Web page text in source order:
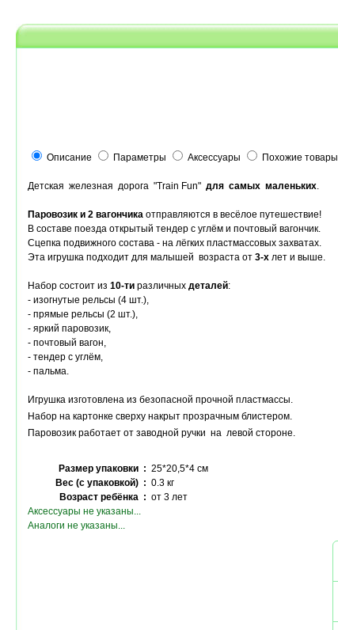
Описание Параметры Аксессуары Похожие товары
Детская железная дорога "Train Fun" для самых маленьких.
Паровозик и 2 вагончика отправляются в весёлое путешествие!
В составе поезда открытый тендер с углём и почтовый вагончик.
Сцепка подвижного состава - на лёгких пластмассовых захватах.
Эта игрушка подходит для малышей возраста от 3-х лет и выше.
Набор состоит из 10-ти различных деталей:
- изогнутые рельсы (4 шт.),
- прямые рельсы (2 шт.),
- яркий паровозик,
- почтовый вагон,
- тендер с углём,
- пальма.
Игрушка изготовлена из безопасной прочной пластмассы.
Набор на картонке сверху накрыт прозрачным блистером.
Паровозик работает от заводной ручки на левой стороне.
Размер упаковки : 25*20,5*4 см
Вес (с упаковкой) : 0.3 кг
Возраст ребёнка : от 3 лет
Аксессуары не указаны...
Аналоги не указаны...